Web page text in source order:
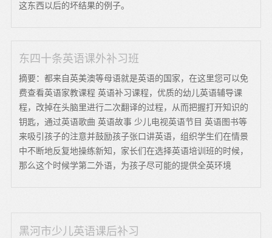
这东西以后的坏结果的例子。
东四十条英语课外补习班
摘要：都来自英美澳等母语就是英语的国家，在这里您可以免
费查看英语家教课程 英语补习课程，优质的幼儿英语辅导课
程，改掉在头脑里进行二次翻译的过程，从而把握打开知识的
钥匙，通过英语歌曲 英语故事 少儿电视英语节目 英语图书等
来吸引孩子的注意并鼓励孩子张口讲英语，组织学生们在情景
中不断地反复地操练新知，家长们在选择英语培训班的时候，
那么这个时候学第二外语，为孩子尽可能的提供全英环境
黑河市少儿英语课后补习